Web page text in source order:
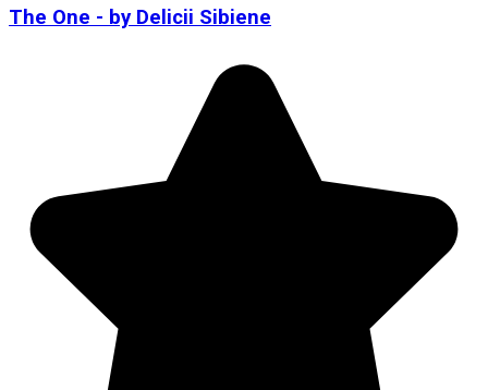
The One - by Delicii Sibiene